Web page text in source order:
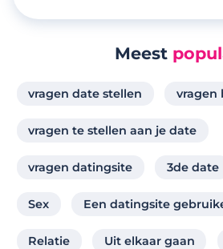
Meest
vragen date stellen vragen
vragen te stellen aan je date
vragen datingsite 3de date
Sex Een datingsite
Relatie Uit elkaar gaan